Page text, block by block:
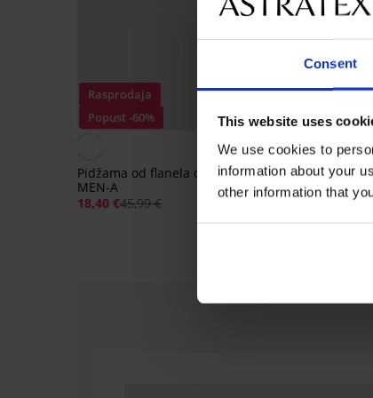
Consent
This website uses
We use cookies to
information about your
other information that
Rasprodaja
Popust -60%
Pidžama od flanela duga
MEN-A
18,40 €45,99 €
Rasprodaja
Popust -60%
Pidžama MEN-A
kratka
14,80 €36,99 €